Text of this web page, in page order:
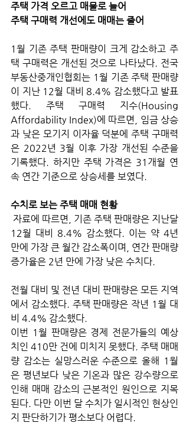
주택 가격 오르고 매물로 늘어
주택 구매력 개선에도 매매는 줄어
1월 기존 주택 판매량이 크게 감소하고 주
택 구매력은 개선된 것으로 나타났다. 전국
부동산중개인협회는 1월 기존 주택 판매량
이 지난 12월 대비 8.4% 감소했다고 발표
했다. 주택 구매력 지수(Housing
Affordability Index)에 따르면, 임금 상승
과 낮은 모기지 이자율 덕분에 주택 구매력
은 2022년 3월 이후 가장 개선된 수준을
기록했다. 하지만 주택 가격은 31개월 연
속 연간 기준으로 상승세를 보였다.
수치로 보는 주택 매매 현황
12월 대비 8.4% 감소했다. 이는 약 4년
만에 가장 큰 월간 감소폭이며, 연간 판매량
증가율은 2년 만에 가장 낮은 수치다.
전월 대비 및 전년 대비 판매량은 모든 지역
에서 감소했다. 주택 판매량은 작년 1월 대
비 4.4% 감소했다.
이번 1월 판매량은 경제 전문가들의 예상
치인 410만 건에 미치지 못했다. 주택 매매
량 감소는 실망스러운 수준으로 올해 1월
은 평년보다 낮은 기온과 많은 강수량으로
인해 매매 감소의 근본적인 원인으로 지목
된다. 다만 이번 달 수치가 일시적인 현상인
지 판단하기가 평소보다 어렵다.